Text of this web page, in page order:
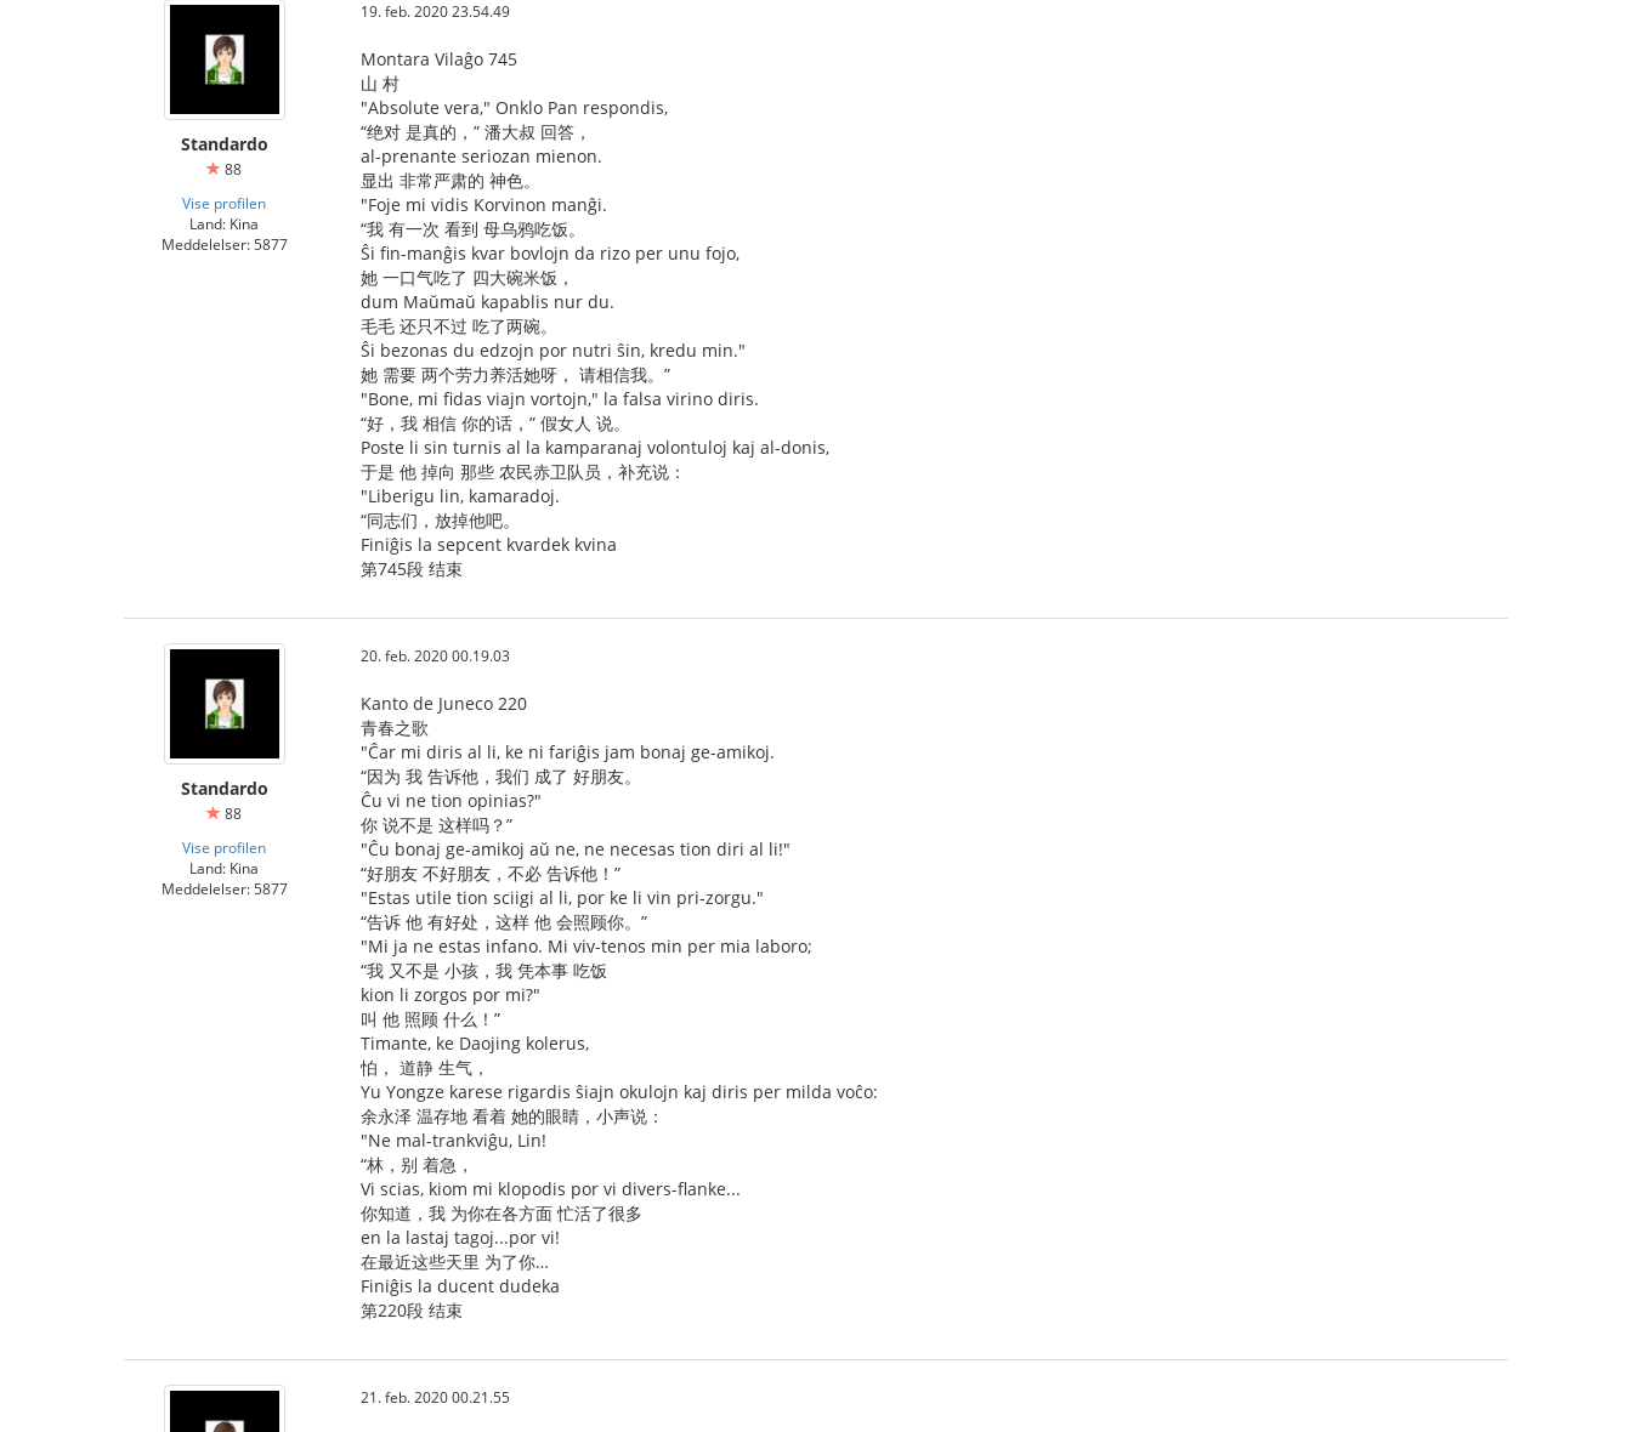
Standardo
88
Vise profilen
Land: Kina
Meddelelser: 5877
19. feb. 2020 23.54.49
Montara Vilaĝo 745
山 村
"Absolute vera," Onklo Pan respondis,
“绝对 是真的，” 潘大叔 回答，
al-prenante seriozan mienon.
显出 非常严肃的 神色。
"Foje mi vidis Korvinon manĝi.
“我 有一次 看到 母乌鸦吃饭。
Ŝi fin-manĝis kvar bovlojn da rizo per unu fojo,
她 一口气吃了 四大碗米饭，
dum Maŭmaŭ kapablis nur du.
毛毛 还只不过 吃了两碗。
Ŝi bezonas du edzojn por nutri ŝin, kredu min."
她 需要 两个劳力养活她呀， 请相信我。”
"Bone, mi fidas viajn vortojn," la falsa virino diris.
“好，我 相信 你的话，” 假女人 说。
Poste li sin turnis al la kamparanaj volontuloj kaj al-donis,
于是 他 掉向 那些 农民赤卫队员，补充说：
"Liberigu lin, kamaradoj.
“同志们，放掉他吧。
Finiĝis la sepcent kvardek kvina
第745段 结束
Standardo
88
Vise profilen
Land: Kina
Meddelelser: 5877
20. feb. 2020 00.19.03
Kanto de Juneco 220
青春之歌
"Ĉar mi diris al li, ke ni fariĝis jam bonaj ge-amikoj.
“因为 我 告诉他，我们 成了 好朋友。
Ĉu vi ne tion opinias?"
你 说不是 这样吗？”
"Ĉu bonaj ge-amikoj aŭ ne, ne necesas tion diri al li!"
“好朋友 不好朋友，不必 告诉他！”
"Estas utile tion sciigi al li, por ke li vin pri-zorgu."
“告诉 他 有好处，这样 他 会照顾你。”
"Mi ja ne estas infano. Mi viv-tenos min per mia laboro;
“我 又不是 小孩，我 凭本事 吃饭
kion li zorgos por mi?"
叫 他 照顾 什么！”
Timante, ke Daojing kolerus,
怕， 道静 生气，
Yu Yongze karese rigardis ŝiajn okulojn kaj diris per milda voĉo:
余永泽 温存地 看着 她的眼睛，小声说：
"Ne mal-trankviĝu, Lin!
“林，别 着急，
Vi scias, kiom mi klopodis por vi divers-flanke...
你知道，我 为你在各方面 忙活了很多
en la lastaj tagoj...por vi!
在最近这些天里 为了你…
Finiĝis la ducent dudeka
第220段 结束
21. feb. 2020 00.21.55